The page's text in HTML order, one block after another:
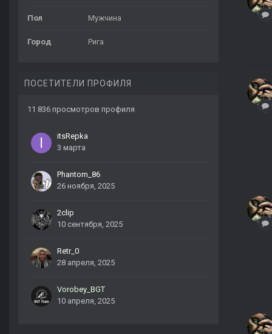
Пол Мужчина
Город Рига
ПОСЕТИТЕЛИ ПРОФИЛЯ
11 836 просмотров профиля
itsRepka
3 марта
Phantom_86
26 ноября, 2025
2clip
10 сентября, 2025
Retr_0
28 апреля, 2025
Vorobey_BGT
10 апреля, 2025